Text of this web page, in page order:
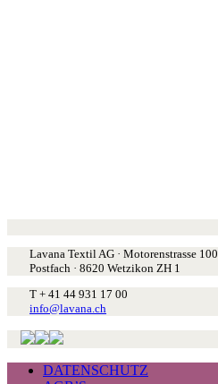
Lavana Textil AG · Motorenstrasse 100
Postfach · 8620 Wetzikon ZH 1
T + 41 44 931 17 00
info@lavana.ch
DATENSCHUTZ